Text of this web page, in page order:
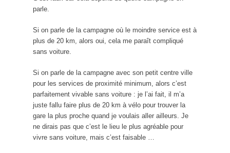
parle.
Si on parle de la campagne où le moindre service est à
plus de 20 km, alors oui, cela me paraît compliqué
sans voiture.
Si on parle de la campagne avec son petit centre ville
pour les services de proximité minimum, alors c’est
parfaitement vivable sans voiture : je l’ai fait, il m’a
juste fallu faire plus de 20 km à vélo pour trouver la
gare la plus proche quand je voulais aller ailleurs. Je
ne dirais pas que c’est le lieu le plus agréable pour
vivre sans voiture, mais c’est faisable …